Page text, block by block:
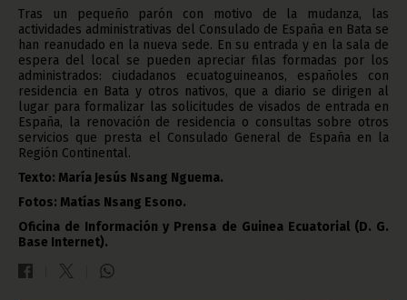
Tras un pequeño parón con motivo de la mudanza, las
actividades administrativas del Consulado de España en Bata se
han reanudado en la nueva sede. En su entrada y en la sala de
espera del local se pueden apreciar filas formadas por los
administrados: ciudadanos ecuatoguineanos, españoles con
residencia en Bata y otros nativos, que a diario se dirigen al
lugar para formalizar las solicitudes de visados de entrada en
España, la renovación de residencia o consultas sobre otros
servicios que presta el Consulado General de España en la
Región Continental.
Texto: María Jesús Nsang Nguema.
Fotos: Matías Nsang Esono.
Oficina de Información y Prensa de Guinea Ecuatorial (D. G.
Base Internet).